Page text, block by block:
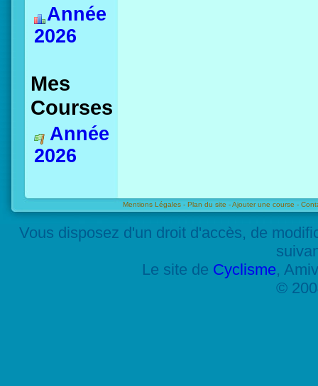
Année
2026
Mes
Courses
Année
2026
Mentions Légales - Plan du site -Ajouter une course -
Vous disposez d'un droit d'accès, de
Le site de Cyclisme,
©